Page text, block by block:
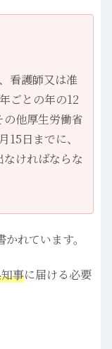
看護師又は准
ごとの年の12
の他厚生労働省
日までに、
ければならな
れています。
事に届ける必要